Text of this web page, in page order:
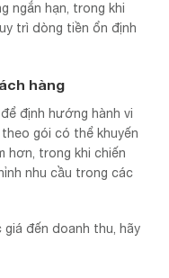
ngắn hạn, trong khi
trì dòng tiền ổn định
hàng
định hướng hành vi
gói có thể khuyến
hơn, trong khi chiến
nhu cầu trong các
đến doanh thu, hãy